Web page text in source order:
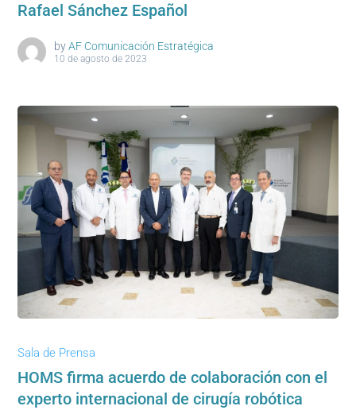
Rafael Sánchez Español
by AF Comunicación Estratégica
10 de agosto de 2023
Sala de Prensa
HOMS firma acuerdo de colaboración con el
experto internacional de cirugía robótica